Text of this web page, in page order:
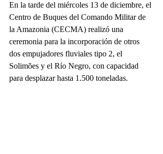
En la tarde del miércoles 13 de diciembre, el
Centro de Buques del Comando Militar de
la Amazonia (CECMA) realizó una
ceremonia para la incorporación de otros
dos empujadores fluviales tipo 2, el
Solimões y el Río Negro, con capacidad
para desplazar hasta 1.500 toneladas.